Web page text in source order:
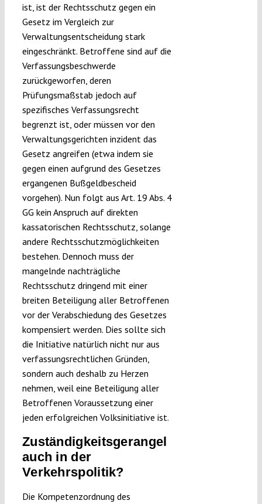
ist, ist der Rechtsschutz gegen ein
Gesetz im Vergleich zur
Verwaltungsentscheidung stark
eingeschränkt. Betroffene sind auf die
Verfassungsbeschwerde
zurückgeworfen, deren
Prüfungsmaßstab jedoch auf
spezifisches Verfassungsrecht
begrenzt ist, oder müssen vor den
Verwaltungsgerichten inzident das
Gesetz angreifen (etwa indem sie
gegen einen aufgrund des Gesetzes
ergangenen Bußgeldbescheid
vorgehen). Nun folgt aus Art. 19 Abs. 4
GG kein Anspruch auf direkten
kassatorischen Rechtsschutz, solange
andere Rechtsschutzmöglichkeiten
bestehen. Dennoch muss der
mangelnde nachträgliche
Rechtsschutz dringend mit einer
breiten Beteiligung aller Betroffenen
vor der Verabschiedung des Gesetzes
kompensiert werden. Dies sollte sich
die Initiative natürlich nicht nur aus
verfassungsrechtlichen Gründen,
sondern auch deshalb zu Herzen
nehmen, weil eine Beteiligung aller
Betroffenen Voraussetzung einer
jeden erfolgreichen Volksinitiative ist.
Zuständigkeitsgerangel
auch in der
Verkehrspolitik?
Die Kompetenzordnung des